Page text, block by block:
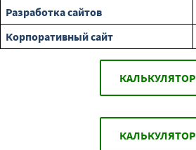
Разработка сайтов
Корпоративный сайт
КАЛЬКУЛЯТОР
КАЛЬКУЛЯТОР